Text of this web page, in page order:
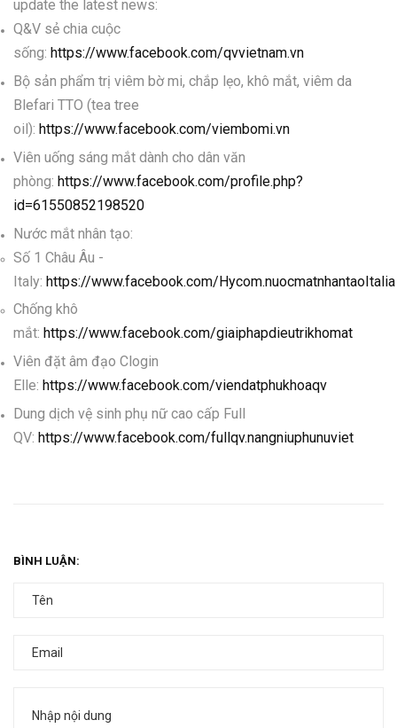
update the latest news:
Q&V sẻ chia cuộc
sống: https://www.facebook.com/qvvietnam.vn
Bộ sản phẩm trị viêm bờ mi, chắp lẹo, khô mắt, viêm da
Blefari TTO (tea tree
oil): https://www.facebook.com/viembomi.vn
Viên uống sáng mắt dành cho dân văn
phòng: https://www.facebook.com/profile.php?
id=61550852198520
Nước mắt nhân tạo:
Số 1 Châu Âu -
Italy: https://www.facebook.com/
Chống khô
mắt: https://www.facebook.com/giaiphapdieutrikhomat
Viên đặt âm đạo Clogin
Elle: https://www.facebook.com/viendatphukhoaqv
Dung dịch vệ sinh phụ nữ cao cấp Full
QV: https://www.facebook.com/fullqv.nangniuphunuviet
BÌNH LUẬN: